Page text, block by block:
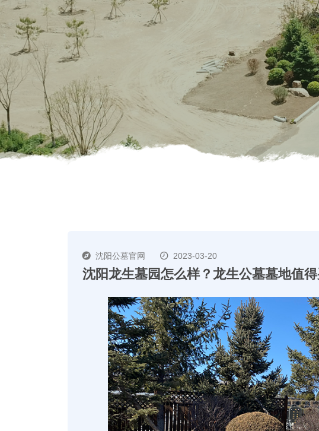
沈阳公墓官网 2023-03-20
沈阳龙生墓园怎么样？龙生公墓墓地值得